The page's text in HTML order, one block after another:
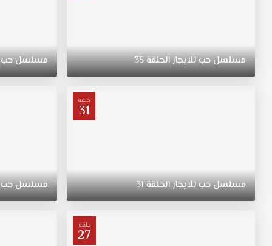
مسلسلحبللايجارالحلقة35 مسلسلحب
حلقة
31
مسلسلحبللايجارالحلقة31 مسلسلحب
حلقة
27